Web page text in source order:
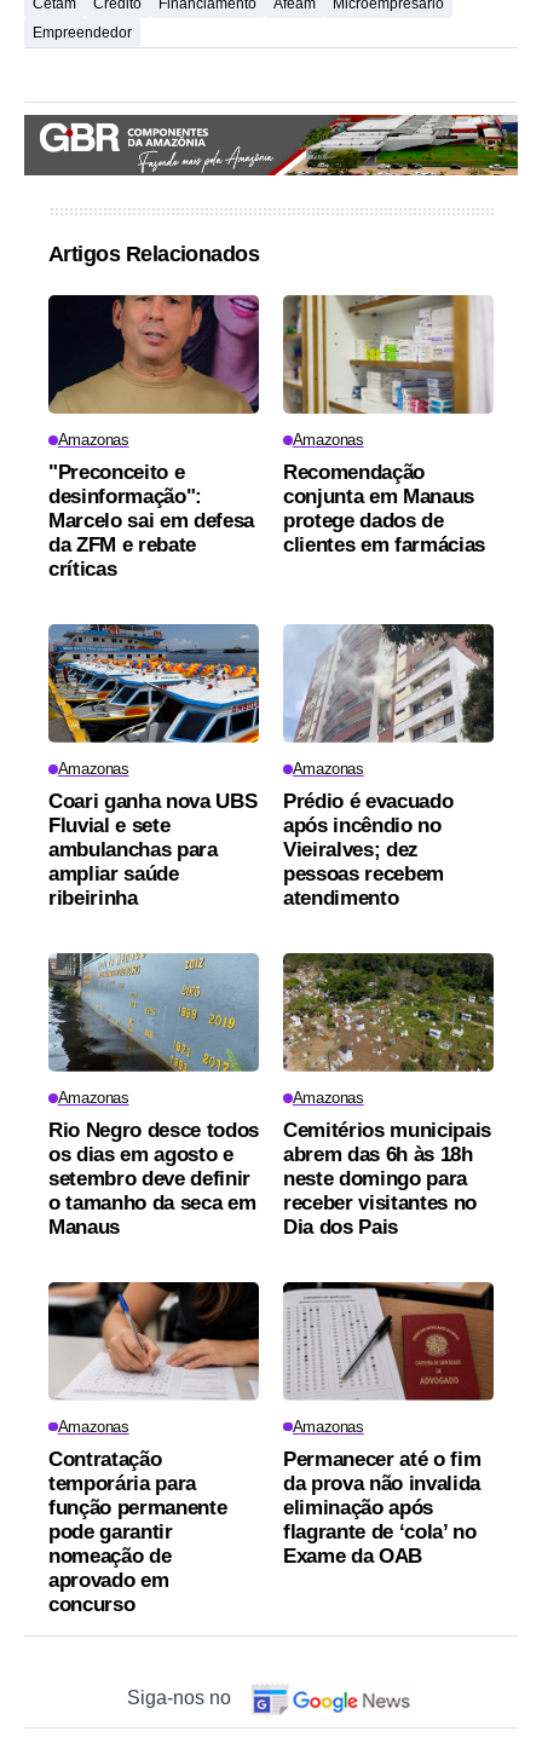
Empreendedor
Artigos Relacionados
Amazonas
"Preconceito e
desinformação":
Marcelo sai em defesa
da ZFM e rebate
críticas
Amazonas
Recomendação
conjunta em Manaus
protege dados de
clientes em farmácias
Amazonas
Coari ganha nova UBS
Fluvial e sete
ambulanchas para
ampliar saúde
ribeirinha
Amazonas
Prédio é evacuado
após incêndio no
Vieiralves; dez
pessoas recebem
atendimento
Amazonas
Rio Negro desce todos
os dias em agosto e
setembro deve definir
o tamanho da seca em
Manaus
Amazonas
Cemitérios municipais
abrem das 6h às 18h
neste domingo para
receber visitantes no
Dia dos Pais
Amazonas
Contratação
temporária para
função permanente
pode garantir
nomeação de
aprovado em
concurso
Amazonas
Permanecer até o fim
da prova não invalida
eliminação após
flagrante de ‘cola’ no
Exame da OAB
Siga-nos no